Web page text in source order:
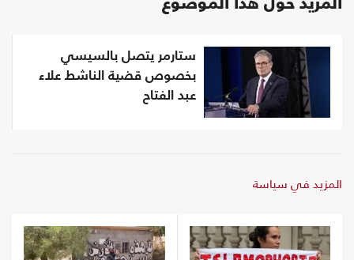
المزيد حول هذا الموضوع
ستارمر يتصل بالسيسي
بخصوص قضية الناشط علاء
عبد الفتاح
المزيد في سياسة